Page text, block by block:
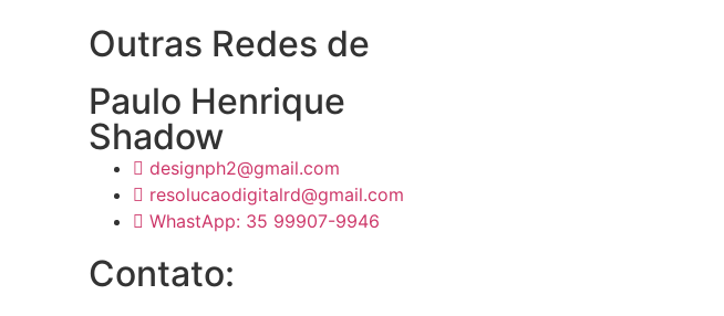
Outras Redes de
Paulo Henrique
Shadow
designph2@gmail.com
resolucaodigitalrd@gmail.com
WhastApp: 35 99907-9946
Contato: